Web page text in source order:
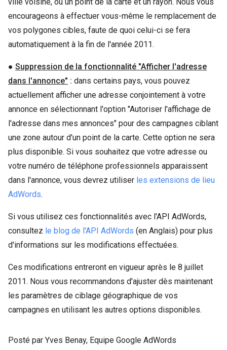
encourageons à effectuer vous-même le remplacement de
vos polygones cibles, faute de quoi celui-ci se fera
automatiquement à la fin de l'année 2011.
● Suppression de la fonctionnalité "Afficher l'adresse
dans l'annonce" : dans certains pays, vous pouvez
actuellement afficher une adresse conjointement à votre
annonce en sélectionnant l'option "Autoriser l'affichage de
l'adresse dans mes annonces" pour des campagnes ciblant
une zone autour d'un point de la carte. Cette option ne sera
plus disponible. Si vous souhaitez que votre adresse ou
votre numéro de téléphone professionnels apparaissent
dans l'annonce, vous devrez utiliser les extensions de lieu
AdWords.
Si vous utilisez ces fonctionnalités avec l'API AdWords,
consultez le blog de l'API AdWords (en Anglais) pour plus
d'informations sur les modifications effectuées.
Ces modifications entreront en vigueur après le 8 juillet
2011. Nous vous recommandons d'ajuster dès maintenant
les paramètres de ciblage géographique de vos
campagnes en utilisant les autres options disponibles.
Posté par Yves Benay, Equipe Google AdWords